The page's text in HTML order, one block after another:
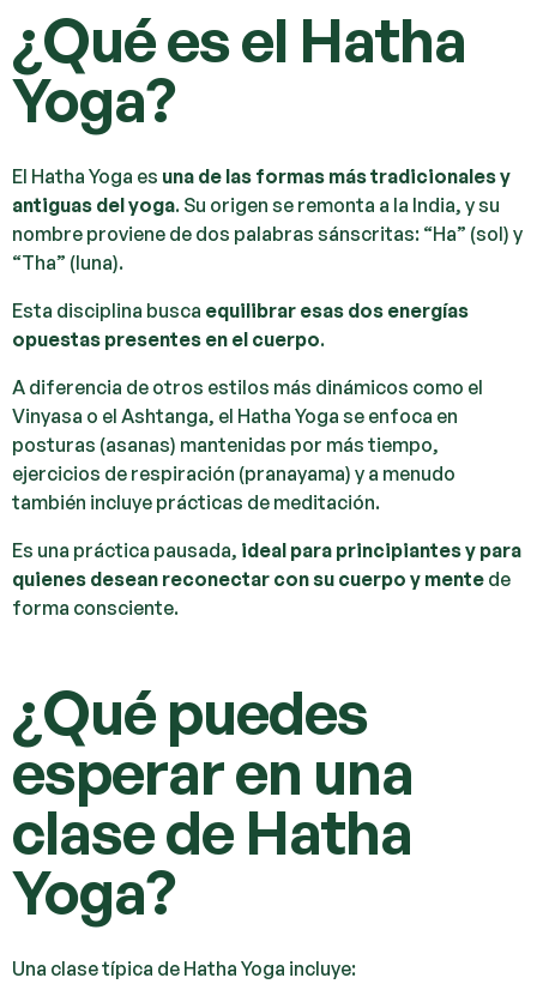
¿Qué es el Hatha
Yoga?
El Hatha Yoga es una de las formas más tradicionales y
antiguas del yoga. Su origen se remonta a la India, y su
nombre proviene de dos palabras sánscritas: “Ha” (sol) y
“Tha” (luna).
Esta disciplina busca equilibrar esas dos energías
opuestas presentes en el cuerpo.
A diferencia de otros estilos más dinámicos como el
Vinyasa o el Ashtanga, el Hatha Yoga se enfoca en
posturas (asanas) mantenidas por más tiempo,
ejercicios de respiración (pranayama) y a menudo
también incluye prácticas de meditación.
Es una práctica pausada, ideal para principiantes y para
quienes desean reconectar con su cuerpo y mente de
forma consciente.
¿Qué puedes
esperar en una
clase de Hatha
Yoga?
Una clase típica de Hatha Yoga incluye: